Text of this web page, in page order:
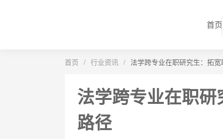
首页
首页 / 行业资讯 / 法学跨专业在职研究生：拓
法学跨专业在职
路径